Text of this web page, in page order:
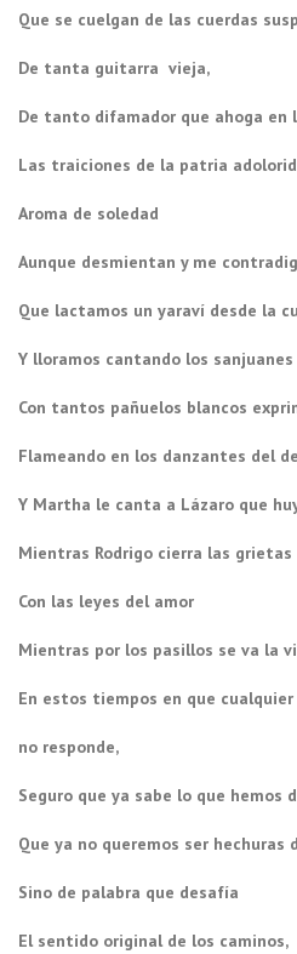
Que se cuelgan de las cuerdas
De tanta guitarra vieja,
De tanto difamador que ahoga en
Las traiciones de la patria
Aroma de soledad
Aunque desmientan y me
Que lactamos un yaraví desde la
Y lloramos cantando los sanjuanes
Con tantos pañuelos blancos
Flameando en los danzantes del
Y Martha le canta a Lázaro que
Mientras Rodrigo cierra las
Con las leyes del amor
Mientras por los pasillos se va la
En estos tiempos en que
no responde,
Seguro que ya sabe lo que
Que ya no queremos ser hechuras
Sino de palabra que desafía
El sentido original de los caminos,